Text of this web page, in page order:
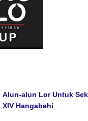
Alun-alun Lor Untuk
XIV Hangabehi